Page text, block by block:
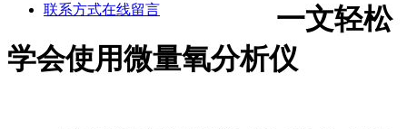
联系方式在线留言
一文轻松
学会使用微量氧分析仪